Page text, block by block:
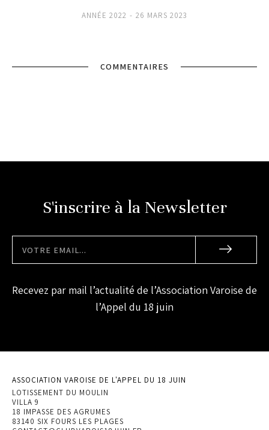
ANNÉE 2022 26 MARS 2023
COMMENTAIRES
S'inscrire à la Newsletter
Recevez par mail l’actualité de l’Association Varoise de
l’Appel du 18 juin
ASSOCIATION VAROISE DE L'APPEL DU 18 JUIN
LOTISSEMENT DU MOULIN
VILLA 9
18 IMPASSE DES AGRUMES
83140 SIX FOURS LES PLAGES